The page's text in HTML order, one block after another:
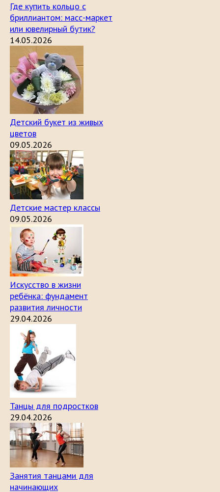
Где купить кольцо с
бриллиантом: масс-маркет
или ювелирный бутик?
14.05.2026
Детский букет из живых
цветов
09.05.2026
Детские мастер классы
09.05.2026
Искусство в жизни
ребёнка: фундамент
развития личности
29.04.2026
Танцы для подростков
29.04.2026
Занятия танцами для
начинающих